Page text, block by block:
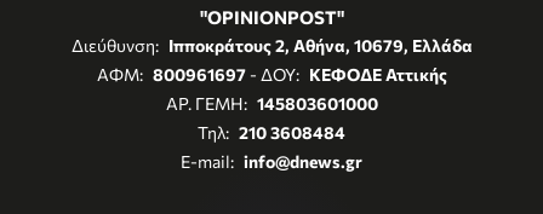
"OPINIONPOST"
Διεύθυνση: Ιπποκράτους 2, Αθήνα, 10679, Ελλάδα
ΑΦΜ: 800961697- ΔΟΥ: ΚΕΦΟΔΕ Αττικής
ΑΡ. ΓΕΜΗ: 145803601000
Τηλ: 210 3608484
E-mail: info@dnews.gr